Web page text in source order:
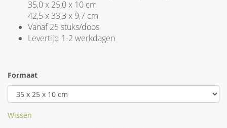
35,0 x 25,0 x 10 cm
42,5 x 33,3 x 9,7 cm
Vanaf 25 stuks/doos
Levertijd 1-2 werkdagen
Formaat
Wissen